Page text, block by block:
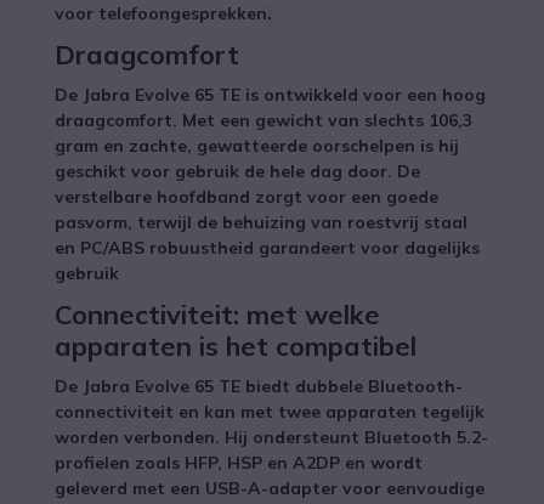
voor telefoongesprekken.
Draagcomfort
De Jabra Evolve 65 TE is ontwikkeld voor een hoog
draagcomfort. Met een gewicht van slechts 106,3
gram en zachte, gewatteerde oorschelpen is hij
geschikt voor gebruik de hele dag door. De
verstelbare hoofdband zorgt voor een goede
pasvorm, terwijl de behuizing van roestvrij staal
en PC/ABS robuustheid garandeert voor dagelijks
gebruik
Connectiviteit: met welke
apparaten is het compatibel
De Jabra Evolve 65 TE biedt dubbele Bluetooth-
connectiviteit en kan met twee apparaten tegelijk
worden verbonden. Hij ondersteunt Bluetooth 5.2-
profielen zoals HFP, HSP en A2DP en wordt
geleverd met een USB-A-adapter voor eenvoudige